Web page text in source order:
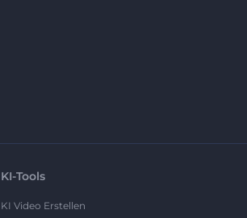
KI-Tools
KI Video Erstellen